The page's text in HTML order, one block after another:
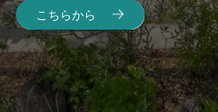
こちらから